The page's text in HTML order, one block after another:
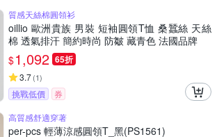
質感天絲棉圓領衫
oillio 歐洲貴族 男裝 短袖圓領T恤 桑蠶絲 天絲
棉 透氣排汗 簡約時尚 防皺 藏青色 法國品牌
$1,092 65折
3.7(1)
挑戰低價
券
高質感舒適穿著
per-pcs 輕薄涼感圓領T_黑(PS1561)